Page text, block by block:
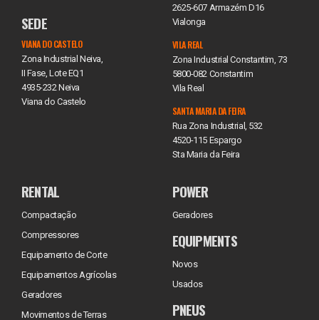
SEDE
VIANA DO CASTELO
Zona Industrial Neiva,
II Fase, Lote EQ1
4935-232 Neiva
Viana do Castelo
2625-607 Armazém D16
Vialonga
VILA REAL
Zona Industrial Constantim, 73
5800-082 Constantim
Vila Real
SANTA MARIA DA FEIRA
Rua Zona Industrial, 532
4520-115 Espargo
Sta Maria da Feira
RENTAL
Compactação
Compressores
Equipamento de Corte
Equipamentos Agrícolas
Geradores
Movimentos de Terras
POWER
Geradores
EQUIPMENTS
Novos
Usados
PNEUS